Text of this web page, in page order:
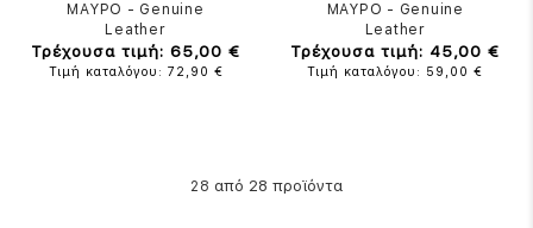
ΜΑΥΡΟ - Genuine
Leather
Τρέχουσα τιμή: 65,00 €
Τιμή καταλόγου: 72,90 €
ΜΑΥΡΟ - Genuine
Leather
Τρέχουσα τιμή: 45,00 €
Τιμή καταλόγου: 59,00 €
28 από 28 προϊόντα